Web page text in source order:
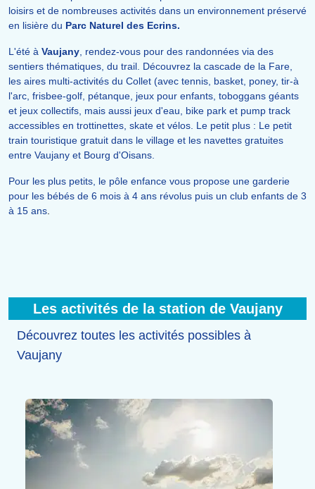
loisirs et de nombreuses activités dans un environnement préservé
en lisière du Parc Naturel des Ecrins.
L'été à Vaujany, rendez-vous pour des randonnées via des
sentiers thématiques, du trail. Découvrez la cascade de la Fare,
les aires multi-activités du Collet (avec tennis, basket, poney, tir-à
l'arc, frisbee-golf, pétanque, jeux pour enfants, toboggans géants
et jeux collectifs, mais aussi jeux d'eau, bike park et pump track
accessibles en trottinettes, skate et vélos. Le petit plus : Le petit
train touristique gratuit dans le village et les navettes gratuites
entre Vaujany et Bourg d'Oisans.
Pour les plus petits, le pôle enfance vous propose une garderie
pour les bébés de 6 mois à 4 ans révolus puis un club enfants de 3
à 15 ans.
Les activités de la station de Vaujany
Découvrez toutes les activités possibles à
Vaujany